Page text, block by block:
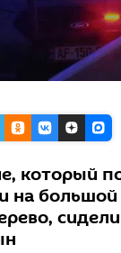
который
на большой